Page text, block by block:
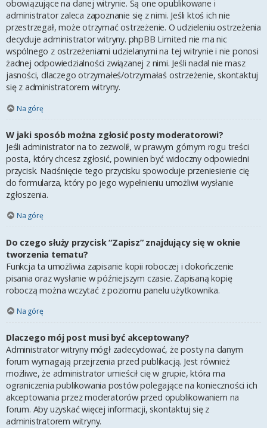
obowiązujące na danej witrynie. Są one opublikowane i
administrator zaleca zapoznanie się z nimi. Jeśli ktoś ich nie
przestrzegał, może otrzymać ostrzeżenie. O udzieleniu ostrzeżenia
decyduje administrator witryny. phpBB Limited nie ma nic
wspólnego z ostrzeżeniami udzielanymi na tej witrynie i nie ponosi
żadnej odpowiedzialności związanej z nimi. Jeśli nadal nie masz
jasności, dlaczego otrzymałeś/otrzymałaś ostrzeżenie, skontaktuj
się z administratorem witryny.
Na górę
W jaki sposób można zgłosić posty moderatorowi?
Jeśli administrator na to zezwolił, w prawym górnym rogu treści
posta, który chcesz zgłosić, powinien być widoczny odpowiedni
przycisk. Naciśnięcie tego przycisku spowoduje przeniesienie cię
do formularza, który po jego wypełnieniu umożliwi wysłanie
zgłoszenia.
Na górę
Do czego służy przycisk “Zapisz” znajdujący się w oknie
tworzenia tematu?
Funkcja ta umożliwia zapisanie kopii roboczej i dokończenie
pisania oraz wysłanie w późniejszym czasie. Zapisaną kopię
roboczą można wczytać z poziomu panelu użytkownika.
Na górę
Dlaczego mój post musi być akceptowany?
Administrator witryny mógł zadecydować, że posty na danym
forum wymagają przejrzenia przed publikacją. Jest również
możliwe, że administrator umieścił cię w grupie, która ma
ograniczenia publikowania postów polegające na konieczności ich
akceptowania przez moderatorów przed opublikowaniem na
forum. Aby uzyskać więcej informacji, skontaktuj się z
administratorem witryny.